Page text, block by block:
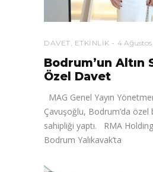
DAVET, ETKINLIK 4
Bodrum’un Altın
Özel Davet
MAG Genel Yayın
Çavuşoğlu, Bodrum’da özel
sahipliği yaptı. RMA
Bodrum Yalıkavak’ta